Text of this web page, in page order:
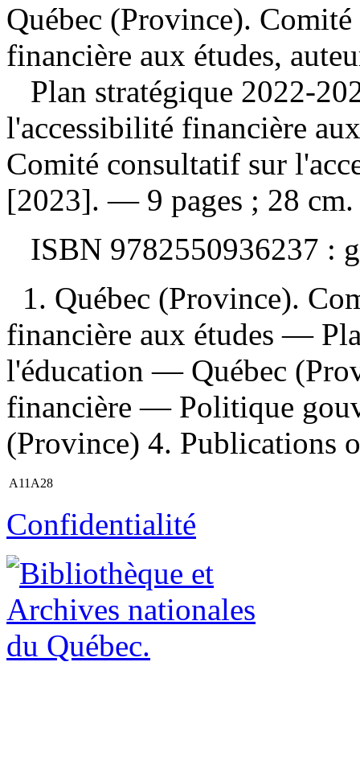
Québec (Province).
financière aux études,
Plan stratégique 2022-
l'accessibilité financière
Comité consultatif sur
[2023]. — 9 pages ; 28 cm.
ISBN 9782550936237 :
1. Québec (Province).
financière aux études —
l'éducation — Québec
financière — Politique
(Province) 4. Publications
A11A28
Confidentialité